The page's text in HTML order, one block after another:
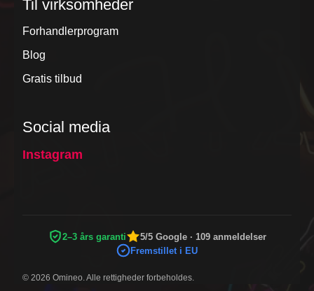
Til virksomheder
Forhandlerprogram
Blog
Gratis tilbud
Social media
Instagram
2–3 års garanti
5/5 Google · 109 anmeldelser
Fremstillet i EU
© 2026 Omineo. Alle rettigheder forbeholdes.